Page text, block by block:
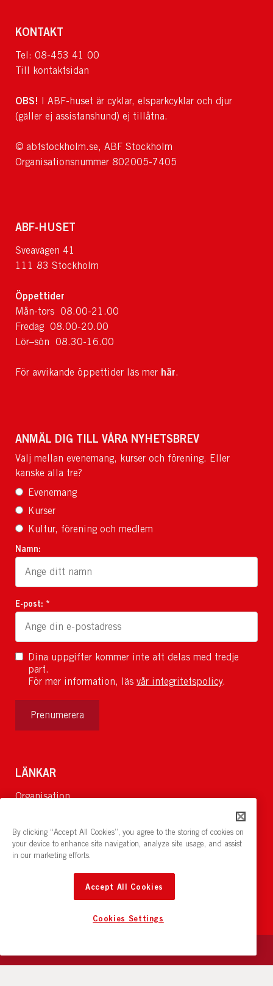
KONTAKT
Tel: 08-453 41 00
Till kontaktsidan
OBS! I ABF-huset är cyklar, elsparkcyklar och djur
(gäller ej assistanshund) ej tillåtna.
© abfstockholm.se, ABF Stockholm
Organisationsnummer 802005-7405
ABF-HUSET
Sveavägen 41
111 83 Stockholm
Öppettider
Mån-tors 08.00-21.00
Fredag 08.00-20.00
Lör–sön 08.30-16.00
För avvikande öppettider läs mer här.
ANMÄL DIG TILL VÅRA NYHETSBREV
Välj mellan evenemang, kurser och förening. Eller
kanske alla tre?
Evenemang
Kurser
Kultur, förening och medlem
Namn:
E-post: *
Dina uppgifter kommer inte att delas med tredje
part.
För mer information, läs vår integritetspolicy.
Prenumerera
LÄNKAR
Organisation
Lediga jobb
Nyheter och pressrum
Restaurang och konferens: cirkelnstockholm.se
By clicking “Accept All Cookies”, you agree to the storing of cookies on
your device to enhance site navigation, analyze site usage, and assist
in our marketing efforts.
Accept All Cookies
Cookies Settings